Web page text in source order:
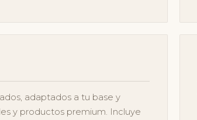
adaptados a tu base y
y productos premium. Incluye